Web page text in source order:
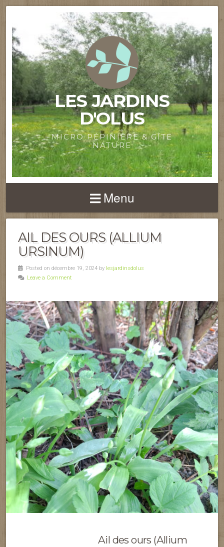
LES JARDINS
D'OLUS
MICRO PÉPINIÈRE & GÎTE
NATURE
Menu
AIL DES OURS (ALLIUM
URSINUM)
Posted on décembre 19, 2024 by lesjardinsdolus
Leave a Comment
Ail des ours (Allium